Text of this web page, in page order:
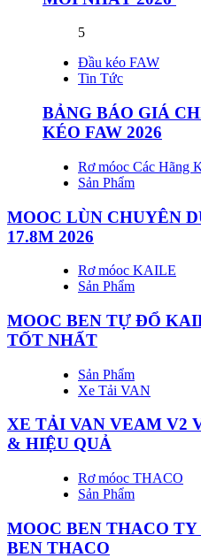
5
Đầu kéo FAW
Tin Tức
BẢNG BÁO GIÁ
KÉO FAW 2026
Rơ móoc Các Hãng
Sản Phẩm
MOOC LÙN CHUYÊN
17.8M 2026
Rơ móoc KAILE
Sản Phẩm
MOOC BEN TỰ ĐỔ
TỐT NHẤT
Sản Phẩm
Xe Tải VAN
XE TẢI VAN VEAM V2
& HIỆU QUẢ
Rơ móoc THACO
Sản Phẩm
MOOC BEN THACO
BEN THACO